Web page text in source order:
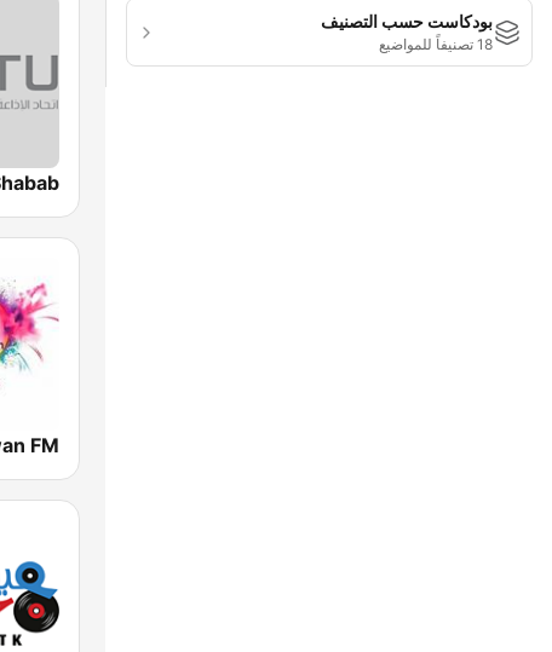
بودكاست حسب التصنيف
18 تصنيفاً للمواضيع